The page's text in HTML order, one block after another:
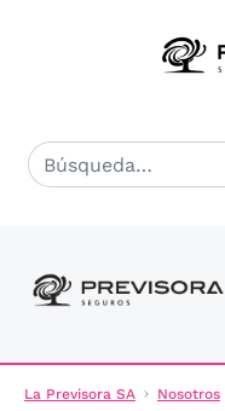
La Previsora SA Nosotros